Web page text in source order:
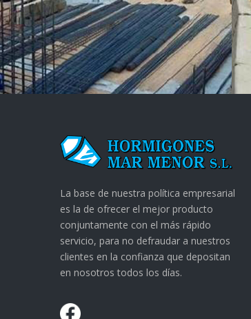
La base de nuestra política empresarial
es la de ofrecer el mejor producto
conjuntamente con el más rápido
servicio, para no defraudar a nuestros
clientes en la confianza que depositan
en nosotros todos los días.